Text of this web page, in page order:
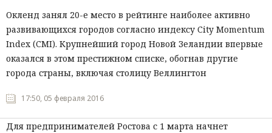
Окленд занял 20-е место в рейтинге наиболее активно
развивающихся городов согласно индексу City Momentum
Index (CMI). Крупнейший город Новой Зеландии впервые
оказался в этом престижном списке, обогнав другие
города страны, включая столицу Веллингтон
17:50, 05 февраля 2016
Для предпринимателей Ростова с 1 марта начнет